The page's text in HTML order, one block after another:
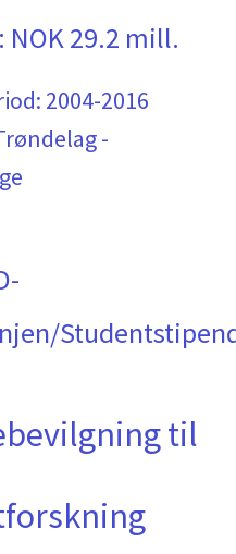
NOK 29.2 mill.
2004-2016
-
til